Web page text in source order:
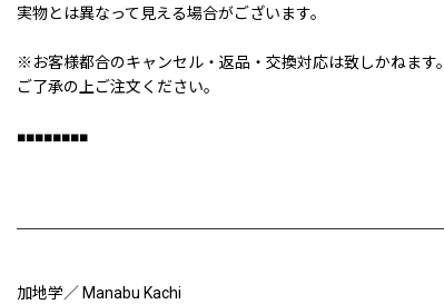
実物とは異なって見える場合がございます。
※お客様都合のキャンセル・返品・交換対応は致しかねます。
ご了承の上ご注文ください。
■■■■■■■■
加地学／ Manabu Kachi